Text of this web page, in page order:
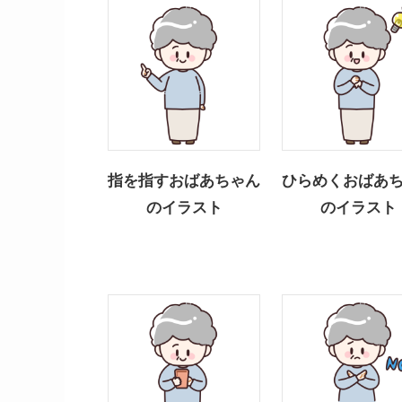
指を指すおばあちゃん
のイラスト
ひらめくおばあ
のイラスト